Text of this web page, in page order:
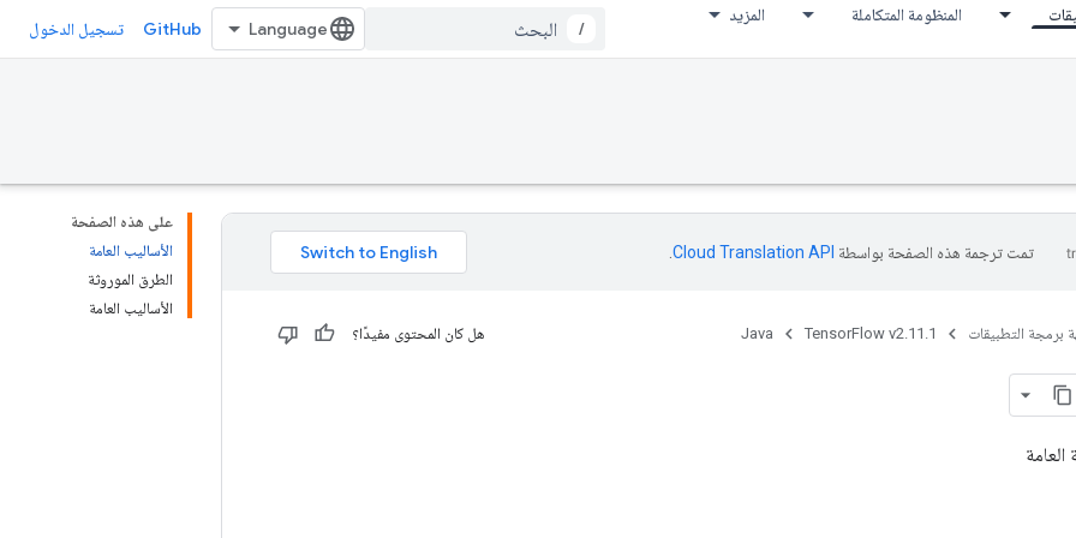
المنظومة المتكاملة المزيد
/
GitHub تسجيل الدخول
على هذه الصفحة
الأساليب العامة
الطرق الموروثة
الأساليب العامة
تمت ترجمة هذه الصفحة بواسطة Cloud Translation API‏
برمجة التطبيقات TensorFlow v2.11.1
Java هل كان المحتوى مفيدًا؟
العامة